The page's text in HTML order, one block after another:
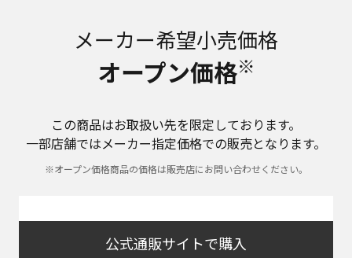
メーカー希望小売価格
オープン価格※
この商品はお取扱い先を限定しております。
一部店舗ではメーカー指定価格での販売となります。
※オープン価格商品の価格は販売店にお問い合わせください。
公式通販サイトで購入